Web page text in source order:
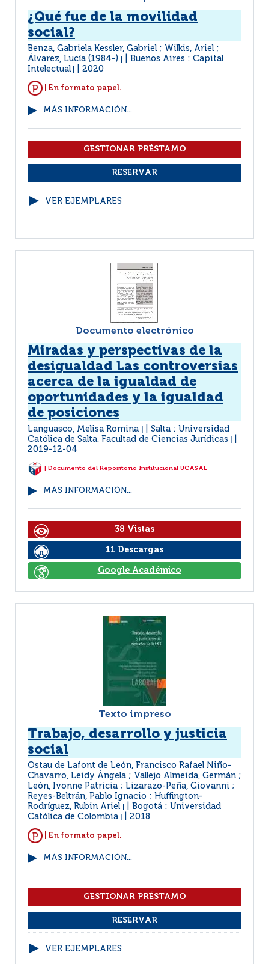
¿Qué fue de la movilidad
social?
Benza, Gabriela Kessler, Gabriel ; Wilkis, Ariel ;
Álvarez, Lucía (1984-)
Buenos Aires : Capital
Intelectual
2020
| En formato papel.
MÁS INFORMACIÓN...
VER EJEMPLARES
Documento electrónico
Miradas y perspectivas de la
desigualdad Las controversias
acerca de la igualdad de
oportunidades y la igualdad
de posiciones
Languasco, Melisa Romina
Salta : Universidad
Católica de Salta. Facultad de Ciencias Jurídicas
2019-12-04
| Documento del Repositorio Institucional UCASAL
MÁS INFORMACIÓN...
38 Vistas
11 Descargas
Google Académico
Texto impreso
Trabajo, desarrollo y justicia
social
Ostau de Lafont de León, Francisco Rafael Niño-
Chavarro, Leidy Ángela ; Vallejo Almeida, Germán ;
León, Ivonne Patricia ; Lizarazo-Peña, Giovanni ;
Reyes-Beltrán, Pablo Ignacio ; Huffington-
Rodríguez, Rubin Ariel
Bogotá : Universidad
Católica de Colombia
2018
| En formato papel.
MÁS INFORMACIÓN...
VER EJEMPLARES